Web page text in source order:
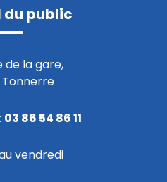
du public
de la gare,
03 86 54 86 11
vendredi